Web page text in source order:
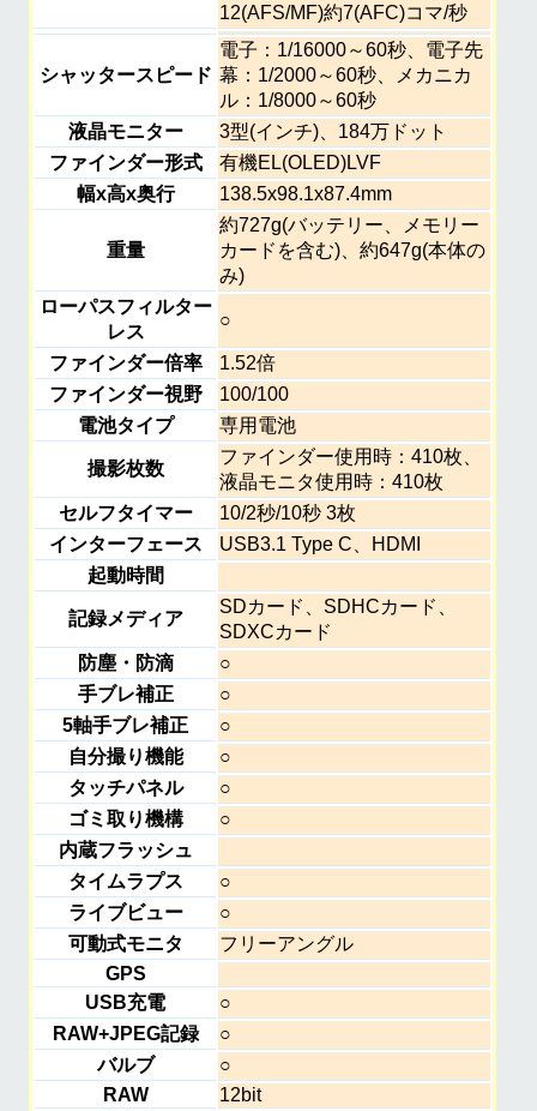
12(AFS/MF)約7(AFC)コマ/秒
シャッタースピード
電子：1/16000～60秒、電子先
幕：1/2000～60秒、メカニカ
ル：1/8000～60秒
液晶モニター
3型(インチ)、184万ドット
ファインダー形式
有機EL(OLED)LVF
幅x高x奥行
138.5x98.1x87.4mm
重量
約727g(バッテリー、メモリー
カードを含む)、約647g(本体の
み)
ローパスフィルター
レス
○
ファインダー倍率
1.52倍
ファインダー視野
100/100
電池タイプ
専用電池
撮影枚数
ファインダー使用時：410枚、
液晶モニタ使用時：410枚
セルフタイマー
10/2秒/10秒 3枚
インターフェース
USB3.1 Type C、HDMI
起動時間
記録メディア
SDカード、SDHCカード、
SDXCカード
防塵・防滴
○
手ブレ補正
○
5軸手ブレ補正
○
自分撮り機能
○
タッチパネル
○
ゴミ取り機構
○
内蔵フラッシュ
タイムラプス
○
ライブビュー
○
可動式モニタ
フリーアングル
GPS
USB充電
○
RAW+JPEG記録
○
バルブ
○
RAW
12bit